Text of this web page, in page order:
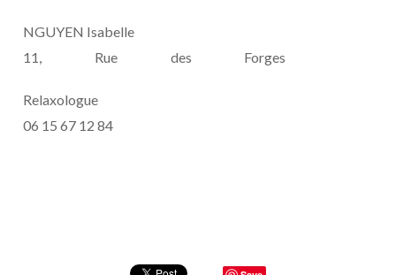
NGUYEN Isabelle
11, Rue des Forges
Relaxologue
06 15 67 12 84